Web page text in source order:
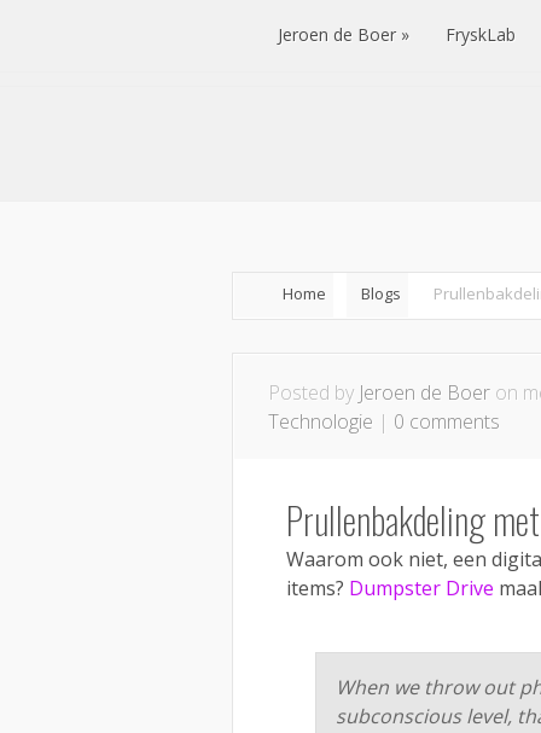
Jeroen de Boer FryskLab
Home Blogs
Posted by Jeroen de Boer on
Technologie | 0 comments
Prullenbakdeling
Waarom ook niet, een
items? Dumpster Drive
When we throw out
subconscious level,